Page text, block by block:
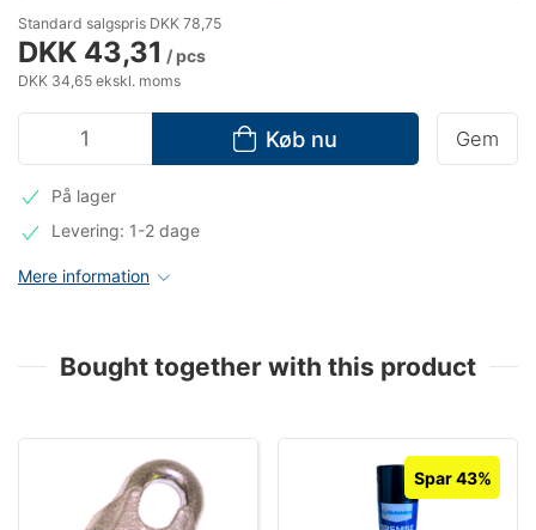
Standard salgspris DKK 78,75
DKK 43,31 / pcs
DKK 34,65 ekskl. moms
Køb nu Gem
På lager
Levering: 1-2 dage
Mere information
Bought together with this product
Spar 43%